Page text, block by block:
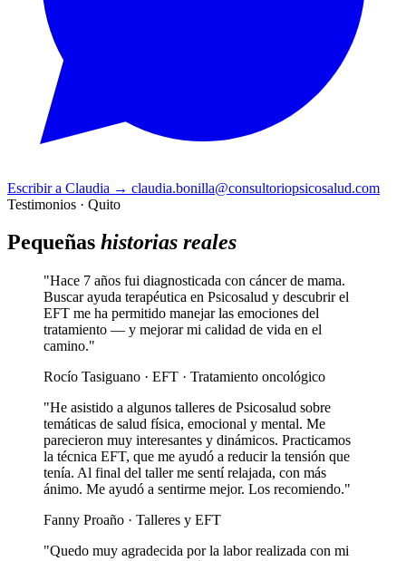
Escribir a Claudia → claudia.bonilla@consultoriopsicosalud.com
Testimonios · Quito
Pequeñas historias reales
"Hace 7 años fui diagnosticada con cáncer de mama.
Buscar ayuda terapéutica en Psicosalud y descubrir el
EFT me ha permitido manejar las emociones del
tratamiento — y mejorar mi calidad de vida en el
camino."
Rocío Tasiguano · EFT · Tratamiento oncológico
"He asistido a algunos talleres de Psicosalud sobre
temáticas de salud física, emocional y mental. Me
parecieron muy interesantes y dinámicos. Practicamos
la técnica EFT, que me ayudó a reducir la tensión que
tenía. Al final del taller me sentí relajada, con más
ánimo. Me ayudó a sentirme mejor. Los recomiendo."
Fanny Proaño · Talleres y EFT
"Quedo muy agradecida por la labor realizada con mi